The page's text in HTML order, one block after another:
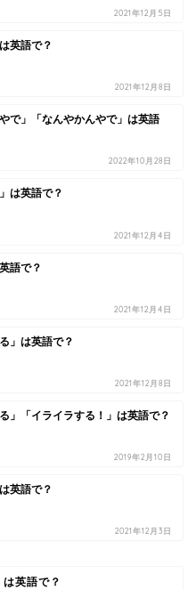
2021年12月5日
英語で？
2021年12月8日
やで」「なんやかんやで」は英語
2022年10月28日
は英語で？
2021年12月4日
語で？
2021年12月4日
」は英語で？
2021年12月8日
る」「イライラする！」は英語で？
2019年2月10日
英語で？
2021年12月3日
は英語で？